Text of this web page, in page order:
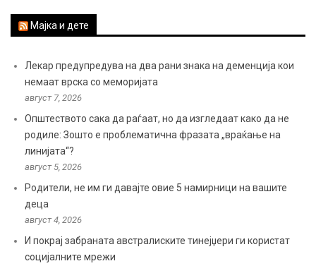
Мајка и дете
Лекар предупредува на два рани знака на деменција кои
немаат врска со меморијата
август 7, 2026
Општеството сака да раѓаат, но да изгледаат како да не
родиле: Зошто е проблематична фразата „враќање на
линијата“?
август 5, 2026
Родители, не им ги давајте овие 5 намирници на вашите
деца
август 4, 2026
И покрај забраната австралиските тинејџери ги користат
социјалните мрежи